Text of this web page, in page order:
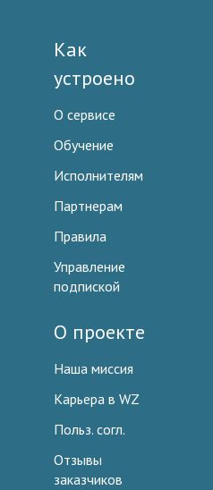
Как
устроено
О сервисе
Обучение
Исполнителям
Партнерам
Правила
Управление
подпиской
О проекте
Наша миссия
Карьера в WZ
Польз. согл.
Отзывы
заказчиков